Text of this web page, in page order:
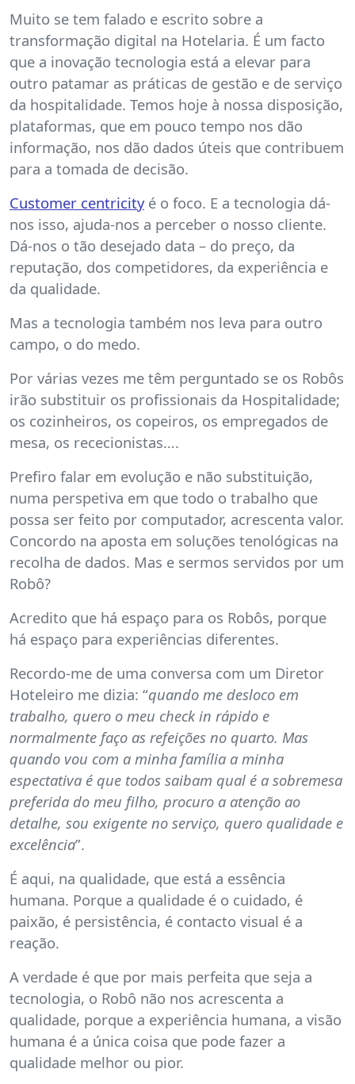
Muito se tem falado e escrito sobre a
transformação digital na Hotelaria. É um facto
que a inovação tecnologia está a elevar para
outro patamar as práticas de gestão e de serviço
da hospitalidade. Temos hoje à nossa disposição,
plataformas, que em pouco tempo nos dão
informação, nos dão dados úteis que contribuem
para a tomada de decisão.
Customer centricityé o foco. E a tecnologia dá-
nos isso, ajuda-nos a perceber o nosso cliente.
Dá-nos o tão desejado data – do preço, da
reputação, dos competidores, da experiência e
da qualidade.
Mas a tecnologia também nos leva para outro
campo, o do medo.
Por várias vezes me têm perguntado se os Robôs
irão substituir os profissionais da Hospitalidade;
os cozinheiros, os copeiros, os empregados de
mesa, os rececionistas….
Prefiro falar em evolução e não substituição,
numa perspetiva em que todo o trabalho que
possa ser feito por computador, acrescenta valor.
Concordo na aposta em soluções tenológicas na
recolha de dados. Mas e sermos servidos por um
Robô?
Acredito que há espaço para os Robôs, porque
há espaço para experiências diferentes.
Recordo-me de uma conversa com um Diretor
Hoteleiro me dizia: “quando me desloco em
trabalho, quero o meu check in rápido e
normalmente faço as refeições no quarto. Mas
quando vou com a minha família a minha
espectativa é que todos saibam qual é a sobremesa
preferida do meu filho, procuro a atenção ao
detalhe, sou exigente no serviço, quero qualidade e
excelência”.
É aqui, na qualidade, que está a essência
humana. Porque a qualidade é o cuidado, é
paixão, é persistência, é contacto visual é a
reação.
A verdade é que por mais perfeita que seja a
tecnologia, o Robô não nos acrescenta a
qualidade, porque a experiência humana, a visão
humana é a única coisa que pode fazer a
qualidade melhor ou pior.